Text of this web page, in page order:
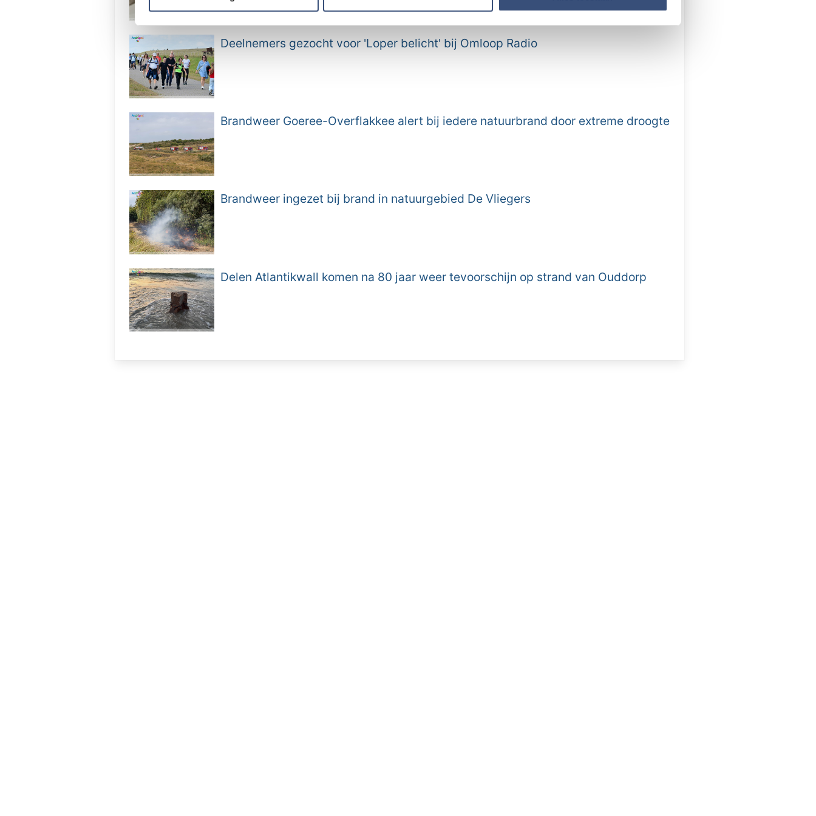
verstrekt of die ze hebben verzameld op basis van uw gebruik van hun services.
Deelnemers gezocht voor 'Loper belicht' bij Omloop Radio
Brandweer Goeree-Overflakkee alert bij iedere natuurbrand door extreme droogte
Brandweer ingezet bij brand in natuurgebied De Vliegers
Delen Atlantikwall komen na 80 jaar weer tevoorschijn op strand van Ouddorp